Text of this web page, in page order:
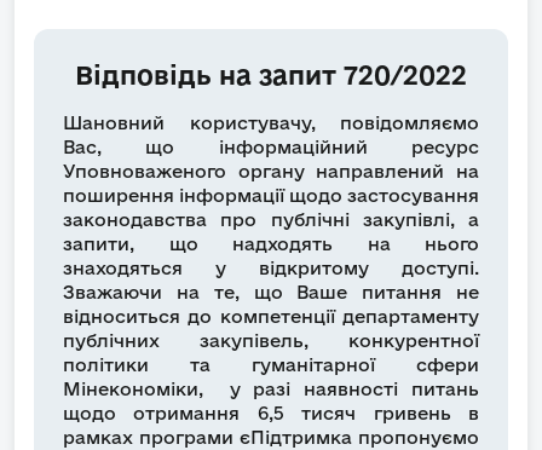
Відповідь на запит 720/2022
Шановний користувачу, повідомляємо
Вас, що інформаційний ресурс
Уповноваженого органу направлений на
поширення інформації щодо застосування
законодавства про публічні закупівлі, а
запити, що надходять на нього
знаходяться у відкритому доступі.
Зважаючи на те, що Ваше питання не
відноситься до компетенції департаменту
публічних закупівель, конкурентної
політики та гуманітарної сфери
Мінекономіки, у разі наявності питань
щодо отримання 6,5 тисяч гривень в
рамках програми єПідтримка пропонуємо